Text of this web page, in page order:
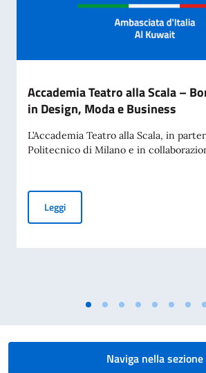
Accademia Teatro alla Scala –
in Design, Moda e Business
L’Accademia Teatro alla Scala, in
Politecnico di Milano e in
LeggiAccademia Teatro alla Scala –
Naviga nella sezione